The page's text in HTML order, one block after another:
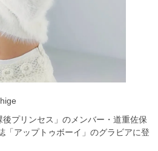
プリンセス」のメンバー・道重佐保
「アップトゥボーイ」のグラビアに登